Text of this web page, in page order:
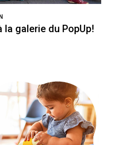
la galerie du PopUp!